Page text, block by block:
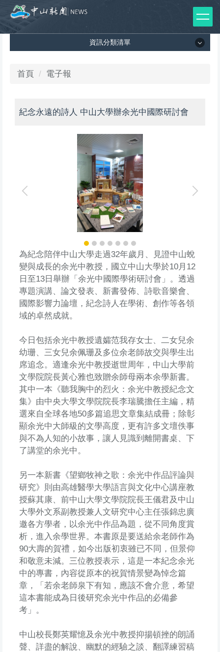
到
主
資訊分類清單
資訊分類清單
媒體報導
首頁 電子報
紀念永遠的詩人 中山大學辦余光中國際研討會
為紀念陪伴中山大學走過32年歲月、見證中山蛻
變與成長的余光中教授，國立中山大學於10月12
日至13日舉辦「余光中國際學術研討會」。透過
專題演講、論文發表、新書發佈、詩歌音樂會、
國際影響力論壇，紀念詩人在學術、創作等各領
域的卓然成就。
今日包括余光中教授遺孀范我存女士、二女兒余
幼珊、三女兒余佩珊及多位余老師故交與學生出
席追念。適逢余光中教授逝世周年，中山大學前
文學院院長黃心雅也致贈余師母兩本余學新書。
其中一本《聽我胸中的烈火：余光中教授紀念文
集》由中央大學文學院院長李瑞騰擔任主編，精
選來自全球各地50多篇追思文章集結成冊；除彰
顯余光中大師級的文學高度，更有許多文壇佚事
與不為人知的小故事，讓人見識到離開書桌、下
了講堂的余光中。
另一本新書《望鄉牧神之歌：余光中作品評論與
研究》則由高雄醫學大學語言與文化中心講座教
授蘇其康、前中山大學文學院院長王儀君及中山
大學外文系副教授兼人文研究中心主任張錦忠廣
邀各方學者，以余光中作品為題，從不同角度賞
析，進入余學世界。本書原是要送給余老師作為
90大壽的賀禮，如今出版初衷雖已不同，但景仰
和敬意未減。三位教授表示，這是一本紀念余光
中的專書，內容從原本的祝賀情景變為悼念篇
章，「若余老師泉下有知，應該不會介意，希望
這本書能成為日後研究余光中作品的必備參
考」。
中山校長鄭英耀憶及余光中教授抑揚頓挫的朗誦
聲、詳盡的解說、幽默的經驗之談、翻譯練習稿